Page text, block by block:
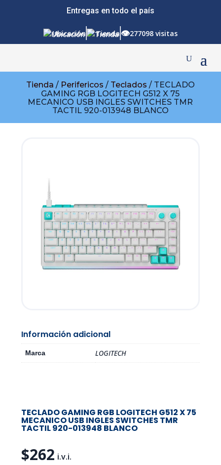
Entregas en todo el país
Ubicación Tienda 👁277098 visitas
Tienda / Perifericos / Teclados / TECLADO
GAMING RGB LOGITECH G512 X 75
MECANICO USB INGLES SWITCHES TMR
TACTIL 920-013948 BLANCO
Información adicional
Marca LOGITECH
TECLADO GAMING RGB LOGITECH G512 X 75
MECANICO USB INGLES SWITCHES TMR
TACTIL 920-013948 BLANCO
$262